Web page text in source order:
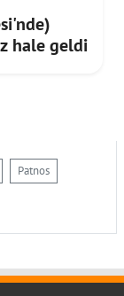
hale geldi
Patnos